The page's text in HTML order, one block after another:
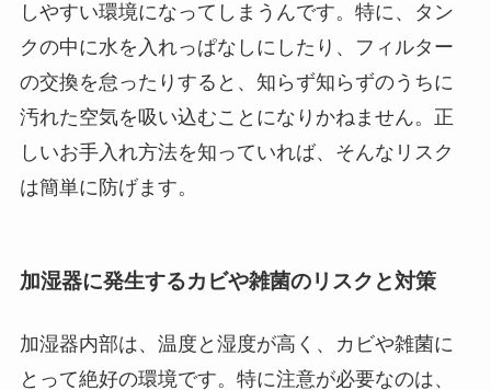
しやすい環境になってしまうんです。特に、タン
クの中に水を入れっぱなしにしたり、フィルター
の交換を怠ったりすると、知らず知らずのうちに
汚れた空気を吸い込むことになりかねません。正
しいお手入れ方法を知っていれば、そんなリスク
は簡単に防げます。
加湿器に発生するカビや雑菌のリスクと対策
加湿器内部は、温度と湿度が高く、カビや雑菌に
とって絶好の環境です。特に注意が必要なのは、